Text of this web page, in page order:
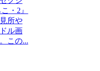
・2』
所や
ル画
この...